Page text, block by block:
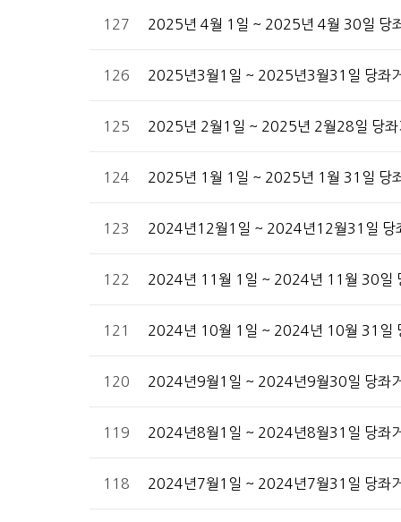
127 2025년 4월 1일 ~ 2025년 4월 30일 당
126 2025년3월1일 ~ 2025년3월31일 당좌
125 2025년 2월1일 ~ 2025년 2월28일 당
124 2025년 1월 1일 ~ 2025년 1월 31일 당
123 2024년12월1일 ~ 2024년12월31일 당
122 2024년 11월 1일 ~ 2024년 11월 30일
121 2024년 10월 1일 ~ 2024년 10월 31일
120 2024년9월1일 ~ 2024년9월30일 당좌
119 2024년8월1일 ~ 2024년8월31일 당좌
118 2024년7월1일 ~ 2024년7월31일 당좌